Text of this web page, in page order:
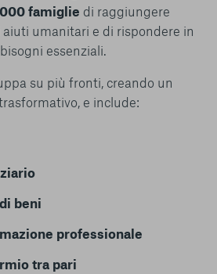
famiglie di raggiungere
aiuti umanitari e di rispondere in
essenziali.
su più fronti, creando un
e include:
beni
professionale
tra pari